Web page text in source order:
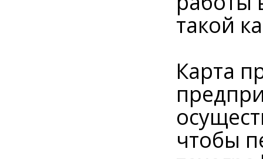
такой
Карта
чтобы